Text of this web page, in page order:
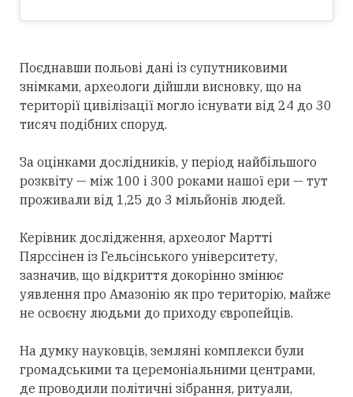
Поєднавши польові дані із супутниковими
знімками, археологи дійшли висновку, що на
території цивілізації могло існувати від 24 до 30
тисяч подібних споруд.
За оцінками дослідників, у період найбільшого
розквіту — між 100 і 300 роками нашої ери — тут
проживали від 1,25 до 3 мільйонів людей.
Керівник дослідження, археолог Мартті
Пярссінен із Гельсінського університету,
зазначив, що відкриття докорінно змінює
уявлення про Амазонію як про територію, майже
не освоєну людьми до приходу європейців.
На думку науковців, земляні комплекси були
громадськими та церемоніальними центрами,
де проводили політичні зібрання, ритуали,